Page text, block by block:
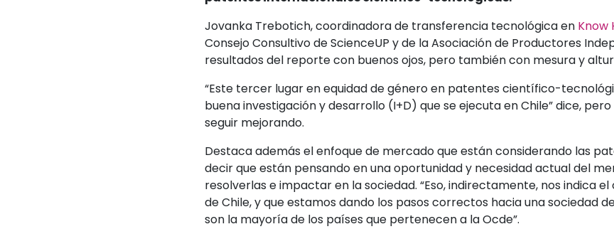
Jovanka Trebotich, coordinadora de transferencia tecnológica en Know
Consejo Consultivo de ScienceUP y de la Asociación de Productores
resultados del reporte con buenos ojos, pero también con mesura y
“Este tercer lugar en equidad de género en patentes científico-
buena investigación y desarrollo (I+D) que se ejecuta en Chile” dice,
seguir mejorando.
Destaca además el enfoque de mercado que están considerando las
decir que están pensando en una oportunidad y necesidad actual del
resolverlas e impactar en la sociedad. “Eso, indirectamente, nos indica
de Chile, y que estamos dando los pasos correctos hacia una sociedad
son la mayoría de los países que pertenecen a la Ocde”.